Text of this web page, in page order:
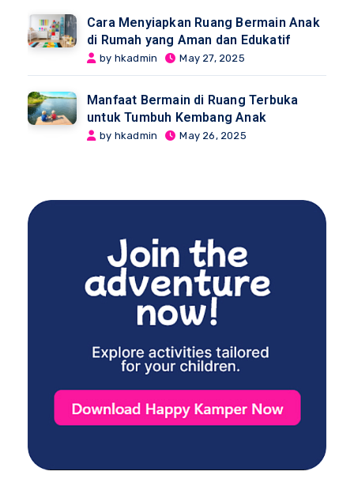
Cara Menyiapkan Ruang Bermain Anak
di Rumah yang Aman dan Edukatif
by hkadmin May 27, 2025
Manfaat Bermain di Ruang Terbuka
untuk Tumbuh Kembang Anak
by hkadmin May 26, 2025